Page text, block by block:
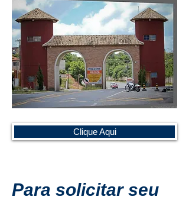
Clique Aqui
Para solicitar seu